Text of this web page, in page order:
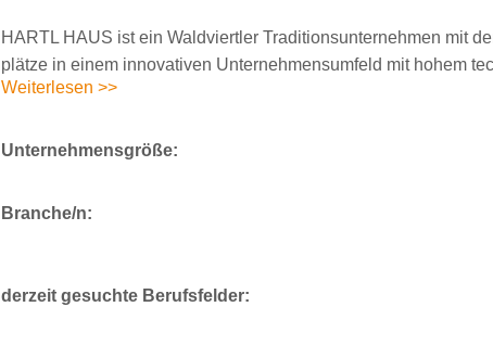
HARTL HAUS ist ein Waldviertler Traditionsunternehmen mit
plätze in einem innovativen Unternehmensumfeld mit hohem
Weiterlesen >>
Unternehmensgröße:
Branche/n:
derzeit gesuchte Berufsfelder: